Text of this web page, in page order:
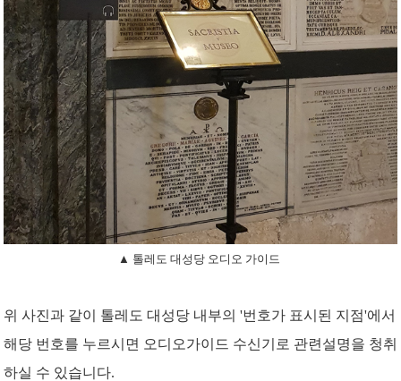
▲ 톨레도 대성당 오디오 가이드
위 사진과 같이 톨레도 대성당 내부의 '번호가 표시된 지점'에서
해당 번호를 누르시면 오디오가이드 수신기로 관련설명을 청취
하실 수 있습니다.